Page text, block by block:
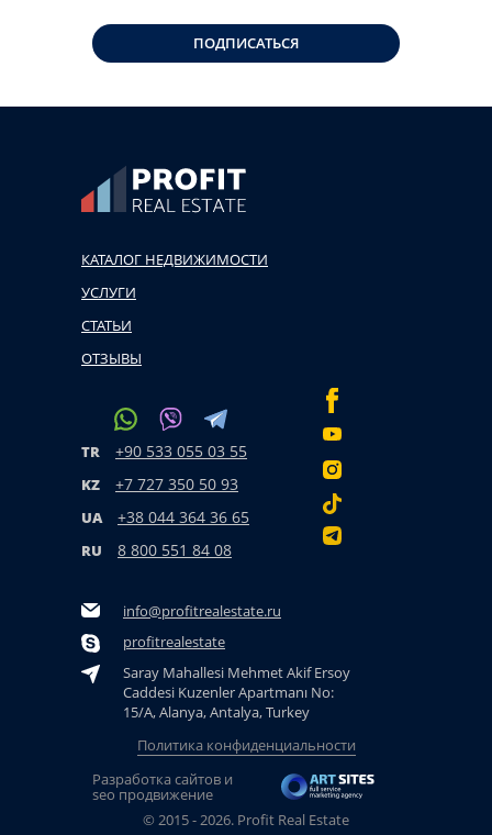
ПОДПИСАТЬСЯ
КАТАЛОГ НЕДВИЖИМОСТИ
УСЛУГИ
СТАТЬИ
ОТЗЫВЫ
TR +90 533 055 03 55
KZ +7 727 350 50 93
UA +38 044 364 36 65
RU 8 800 551 84 08
info@profitrealestate.ru
profitrealestate
Saray Mahallesi Mehmet Akif Ersoy
Caddesi Kuzenler Apartmanı No:
15/A, Alanya, Antalya, Turkey
© 2015 - 2026. Profit Real Estate
Политика конфиденциальности
Разработка сайтов и
seo продвижение